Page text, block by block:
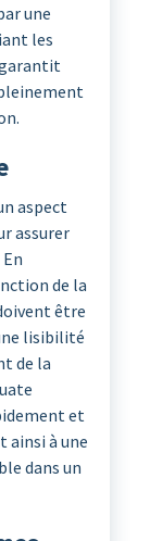
une
les
aspect
assurer
de la
être
lisibilité
de la
et
ainsi à une
dans un